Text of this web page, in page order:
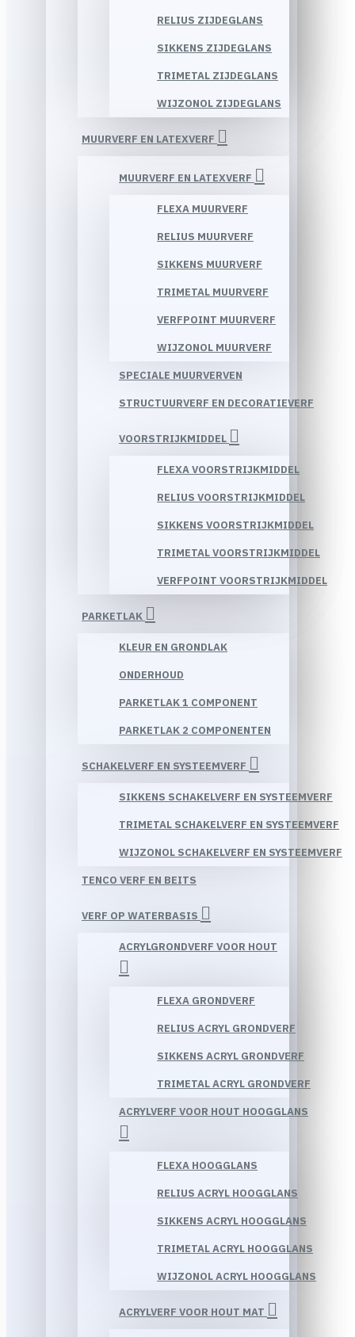
RELIUS ZIJDEGLANS
SIKKENS ZIJDEGLANS
TRIMETAL ZIJDEGLANS
WIJZONOL ZIJDEGLANS
MUURVERF EN LATEXVERF
MUURVERF EN LATEXVERF
FLEXA MUURVERF
RELIUS MUURVERF
SIKKENS MUURVERF
TRIMETAL MUURVERF
VERFPOINT MUURVERF
WIJZONOL MUURVERF
SPECIALE MUURVERVEN
STRUCTUURVERF EN DECORATIEVERF
VOORSTRIJKMIDDEL
FLEXA VOORSTRIJKMIDDEL
RELIUS VOORSTRIJKMIDDEL
SIKKENS VOORSTRIJKMIDDEL
TRIMETAL VOORSTRIJKMIDDEL
VERFPOINT VOORSTRIJKMIDDEL
PARKETLAK
KLEUR EN GRONDLAK
ONDERHOUD
PARKETLAK 1 COMPONENT
PARKETLAK 2 COMPONENTEN
SCHAKELVERF EN SYSTEEMVERF
SIKKENS SCHAKELVERF EN SYSTEEMVERF
TRIMETAL SCHAKELVERF EN SYSTEEMVERF
WIJZONOL SCHAKELVERF EN SYSTEEMVERF
TENCO VERF EN BEITS
VERF OP WATERBASIS
ACRYLGRONDVERF VOOR HOUT
FLEXA GRONDVERF
RELIUS ACRYL GRONDVERF
SIKKENS ACRYL GRONDVERF
TRIMETAL ACRYL GRONDVERF
ACRYLVERF VOOR HOUT HOOGGLANS
FLEXA HOOGGLANS
RELIUS ACRYL HOOGGLANS
SIKKENS ACRYL HOOGGLANS
TRIMETAL ACRYL HOOGGLANS
WIJZONOL ACRYL HOOGGLANS
ACRYLVERF VOOR HOUT MAT